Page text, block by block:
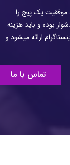
موفقیت یک پیج را
بوده و باید هزینه
ارائه میشود و
تماس با ما